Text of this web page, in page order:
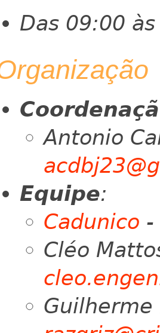
Das 09:00
Antonio
Equipe:
Cadunico -
Cléo